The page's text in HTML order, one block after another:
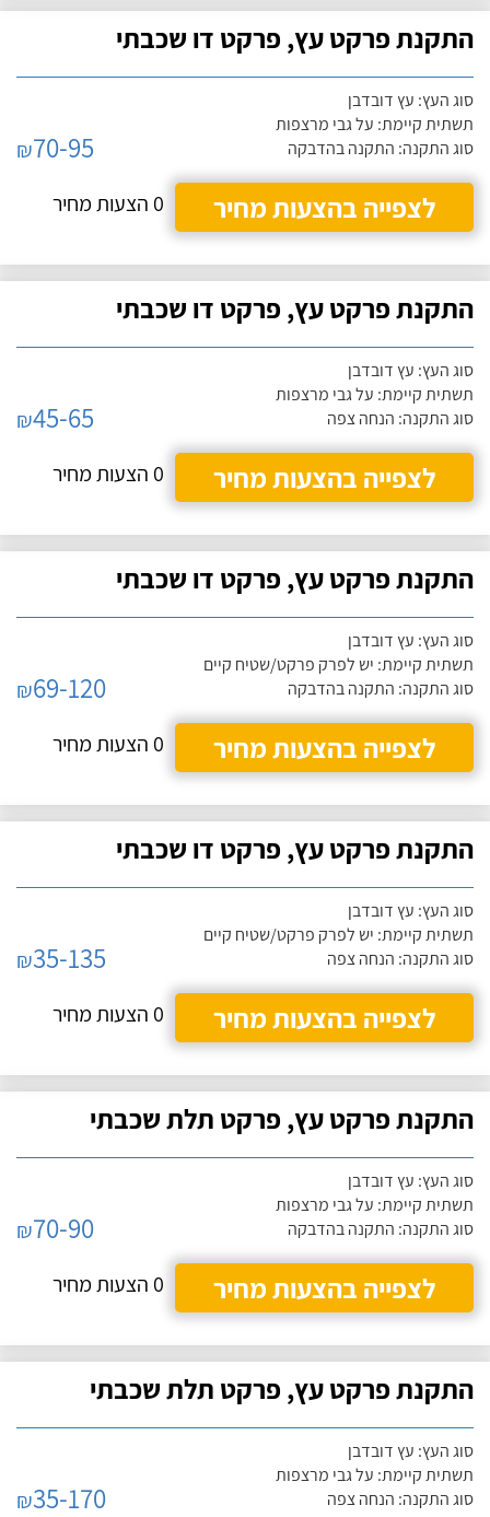
התקנת פרקט עץ, פרקט דו שכבתי
סוג העץ: עץ דובדבן
תשתית קיימת: על גבי מרצפות
סוג התקנה: התקנה בהדבקה
₪70-95
לצפייה בהצעות מחיר
0 הצעות מחיר
התקנת פרקט עץ, פרקט דו שכבתי
סוג העץ: עץ דובדבן
תשתית קיימת: על גבי מרצפות
סוג התקנה: הנחה צפה
₪45-65
לצפייה בהצעות מחיר
0 הצעות מחיר
התקנת פרקט עץ, פרקט דו שכבתי
סוג העץ: עץ דובדבן
תשתית קיימת: יש לפרק פרקט/שטיח קיים
סוג התקנה: התקנה בהדבקה
₪69-120
לצפייה בהצעות מחיר
0 הצעות מחיר
התקנת פרקט עץ, פרקט דו שכבתי
סוג העץ: עץ דובדבן
תשתית קיימת: יש לפרק פרקט/שטיח קיים
סוג התקנה: הנחה צפה
₪35-135
לצפייה בהצעות מחיר
0 הצעות מחיר
התקנת פרקט עץ, פרקט תלת שכבתי
סוג העץ: עץ דובדבן
תשתית קיימת: על גבי מרצפות
סוג התקנה: התקנה בהדבקה
₪70-90
לצפייה בהצעות מחיר
0 הצעות מחיר
התקנת פרקט עץ, פרקט תלת שכבתי
סוג העץ: עץ דובדבן
תשתית קיימת: על גבי מרצפות
סוג התקנה: הנחה צפה
₪35-170